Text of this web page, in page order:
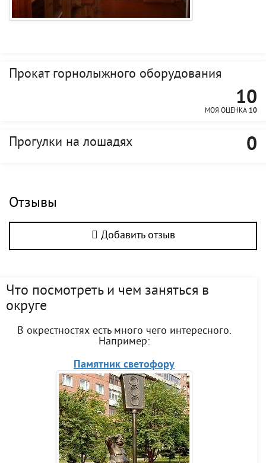
Прокат горнолыжного оборудования
10
МОЯ ОЦЕНКА 10
Прогулки на лошадях 0
Отзывы
Добавить отзыв
Что посмотреть и чем заняться в
округе
В окрестностях есть много чего интересного.
Например:
Памятник светофору